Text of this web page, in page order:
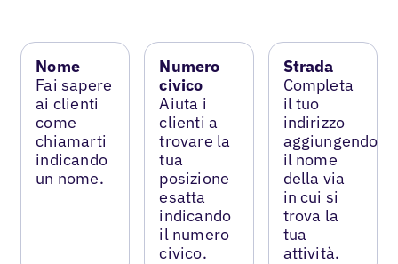
Nome
Fai sapere
ai clienti
come
chiamarti
indicando
un nome.
Numero
civico
Aiuta i
clienti a
trovare la
tua
posizione
esatta
indicando
il numero
civico.
Strada
Completa
il tuo
indirizzo
aggiungendo
il nome
della via
in cui si
trova la
tua
attività.